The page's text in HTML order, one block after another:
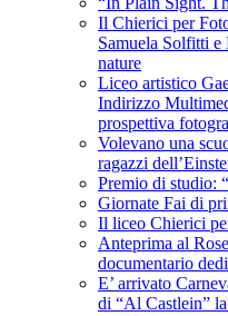
Il Chierici per
Samuela Solfitti
nature
Liceo artistico
Indirizzo
prospettiva
Volevano una
ragazzi
Premio di studio:
Giornate Fai di
Il liceo Chierici
Anteprima al
documentario
E’ arrivato
di “Al Castlein”